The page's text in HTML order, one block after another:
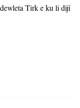
Tirk e ku li dijî